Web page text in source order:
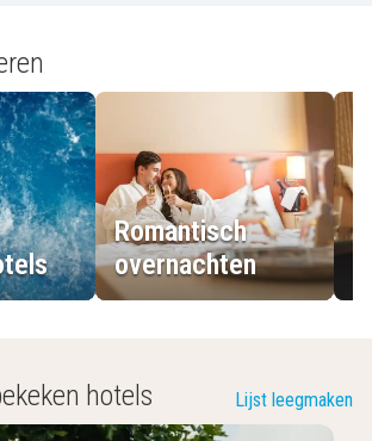
Romantisch
overnachten
hotels Lijst leegmaken